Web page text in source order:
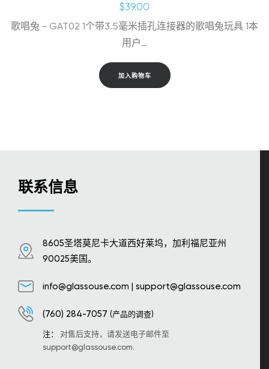
$39.00
歌唱兔 - GAT02 1个带3.5毫米插孔连接器的歌唱兔玩具 1本
用户…
加入购物车
联系信息
8605圣塔莫尼卡大道西好莱坞，加利福尼亚州
90025美国。
info@glassouse.com | support@glassouse.com
(760) 284-7057 (产品的调查)
注： 对售后支持，请发送电子邮件至
support@glassouse.com.